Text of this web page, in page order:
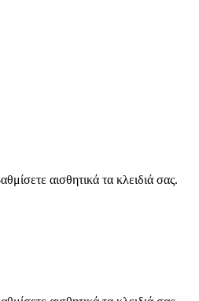
αισθητικά τα κλειδιά σας.